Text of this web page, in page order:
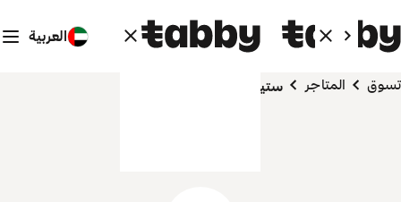
العربية
تسوق المتاجر ستيلا سابيا